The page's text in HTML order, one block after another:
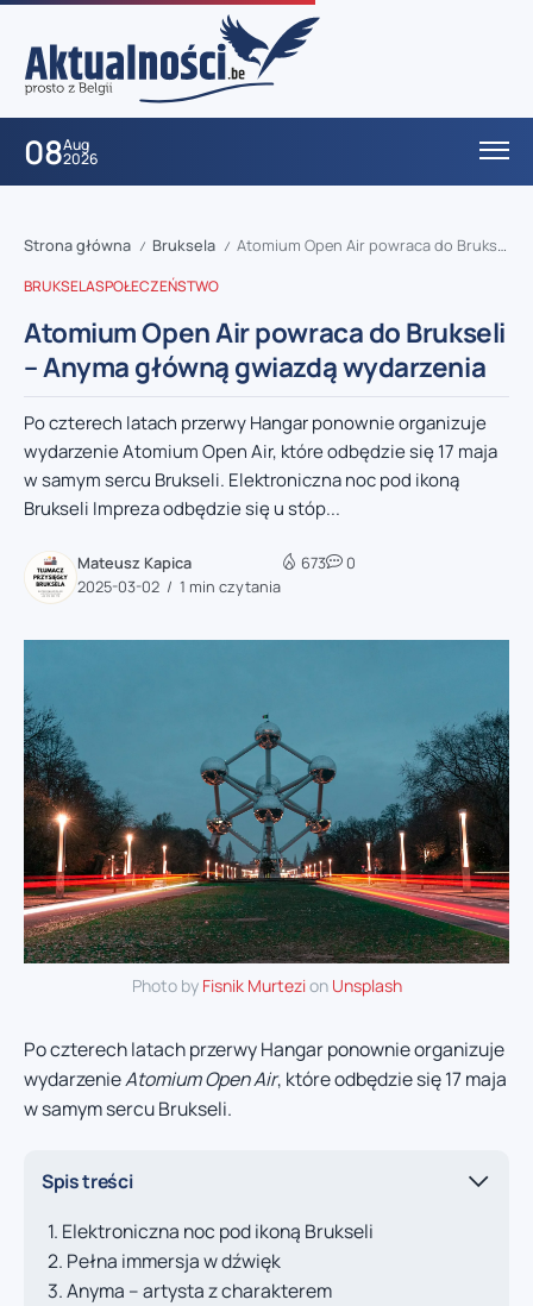
08Aug
2026
Strona główna / Bruksela / Atomium Open Air powraca do Brukseli – Anyma główną gwiazdą wydarzenia
BRUKSELASPOŁECZEŃSTWO
Atomium Open Air powraca do Brukseli
– Anyma główną gwiazdą wydarzenia
Po czterech latach przerwy Hangar ponownie organizuje
wydarzenie Atomium Open Air, które odbędzie się 17 maja
w samym sercu Brukseli. Elektroniczna noc pod ikoną
Brukseli Impreza odbędzie się u stóp...
Mateusz Kapica
2025-03-02
1 min czytania
673 0
Photo by Fisnik Murtezion Unsplash
Po czterech latach przerwy Hangar ponownie organizuje
wydarzenieAtomium Open Air, które odbędzie się 17 maja
w samym sercu Brukseli.
Spis treści
Elektroniczna noc pod ikoną Brukseli
Pełna immersja w dźwięk
Anyma – artysta z charakterem